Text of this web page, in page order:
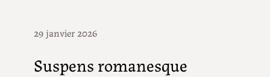
29 janvier 2026
Suspens romanesque